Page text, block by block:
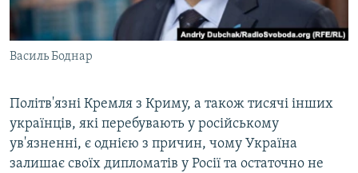
УКРАЇНСЬКА ПРОБЛЕМА КРИМУ
ІНФОГРАФІКА
ДОЛУЧАЙСЯ!
Усі сайти RFE/RL
Василь Боднар
Політв'язні Кремля з Криму, а також тисячі інших
українців, які перебувають у російському
ув'язненні, є однією з причин, чому Україна
залишає своїх дипломатів у Росії та остаточно не